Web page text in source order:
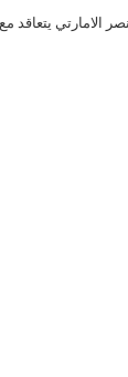
الامارتي